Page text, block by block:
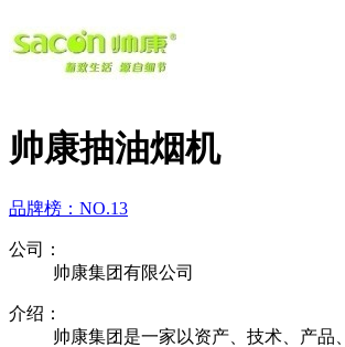
帅康抽油烟机
品牌榜： NO.13
公司：
帅康集团有限公司
介绍：
帅康集团是一家以资产、技术、产品